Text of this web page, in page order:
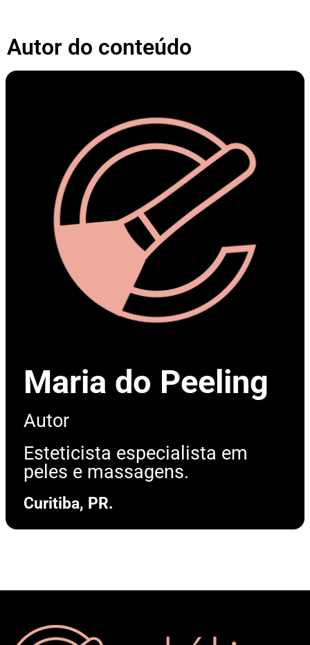
Autor do conteúdo​
Maria do Peeling
Autor
Esteticista especialista em
peles e massagens.
Curitiba, PR.